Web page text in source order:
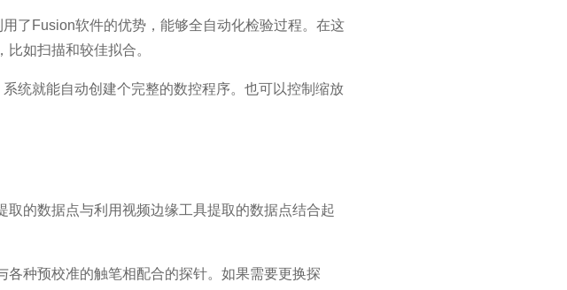
了Fusion软件的优势，能够全自动化检验过程。在这
如扫描和较佳拟合。
统就能自动创建个完整的数控程序。也可以控制缩放
的数据点与利用视频边缘工具提取的数据点结合起
种预校准的触笔相配合的探针。如果需要更换探